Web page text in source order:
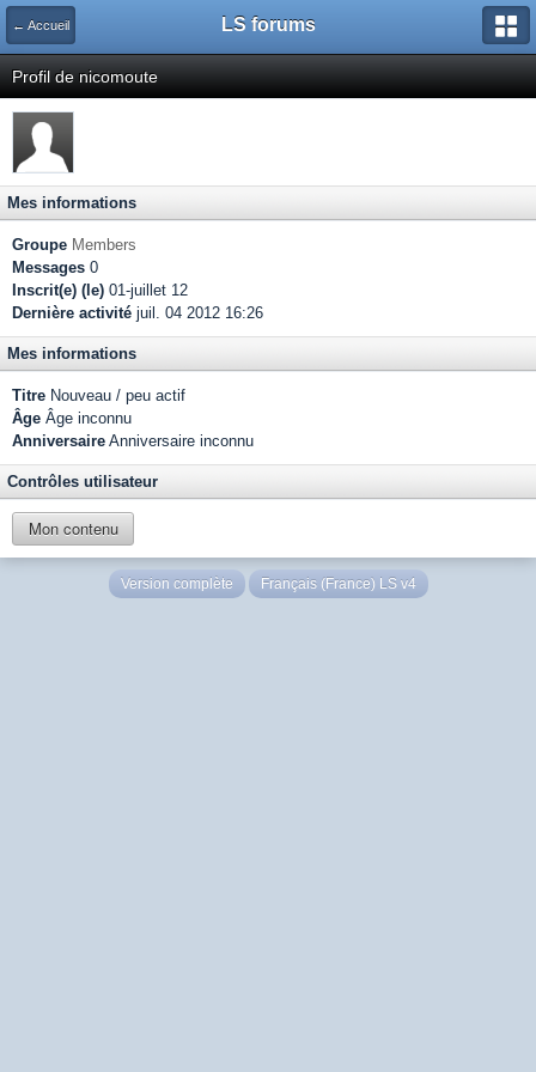
← Accueil LS forums
Profil de nicomoute
Mes informations
Groupe Members
Messages 0
Inscrit(e) (le) 01-juillet 12
Dernière activité juil. 04 2012 16:26
Mes informations
Titre Nouveau / peu actif
Âge Âge inconnu
Anniversaire Anniversaire inconnu
Contrôles utilisateur
Mon contenu
Version complète Français (France) LS v4